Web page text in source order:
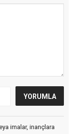
imalar, inançlara